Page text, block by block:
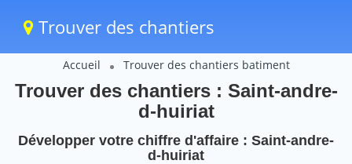
Trouver des chantiers
Accueil Trouver des chantiers batiment
Trouver des chantiers : Saint-andre-
d-huiriat
Développer votre chiffre d'affaire : Saint-andre-
d-huiriat